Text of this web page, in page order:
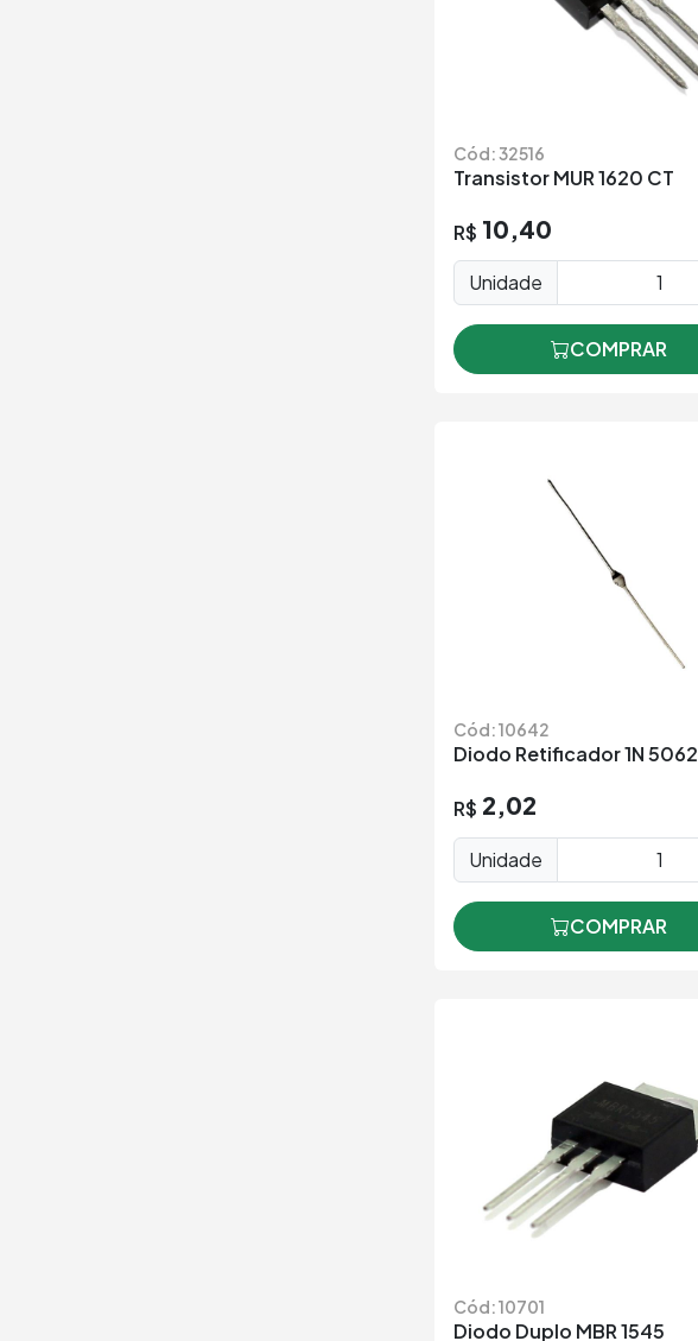
Cód: 32516
Transistor MUR 1620 CT
R$ 10,40
Unidade
COMPRAR
Cód: 10642
Diodo Retificador 1N 5062
R$ 2,02
Unidade
COMPRAR
Cód: 10701
Diodo Duplo MBR 1545